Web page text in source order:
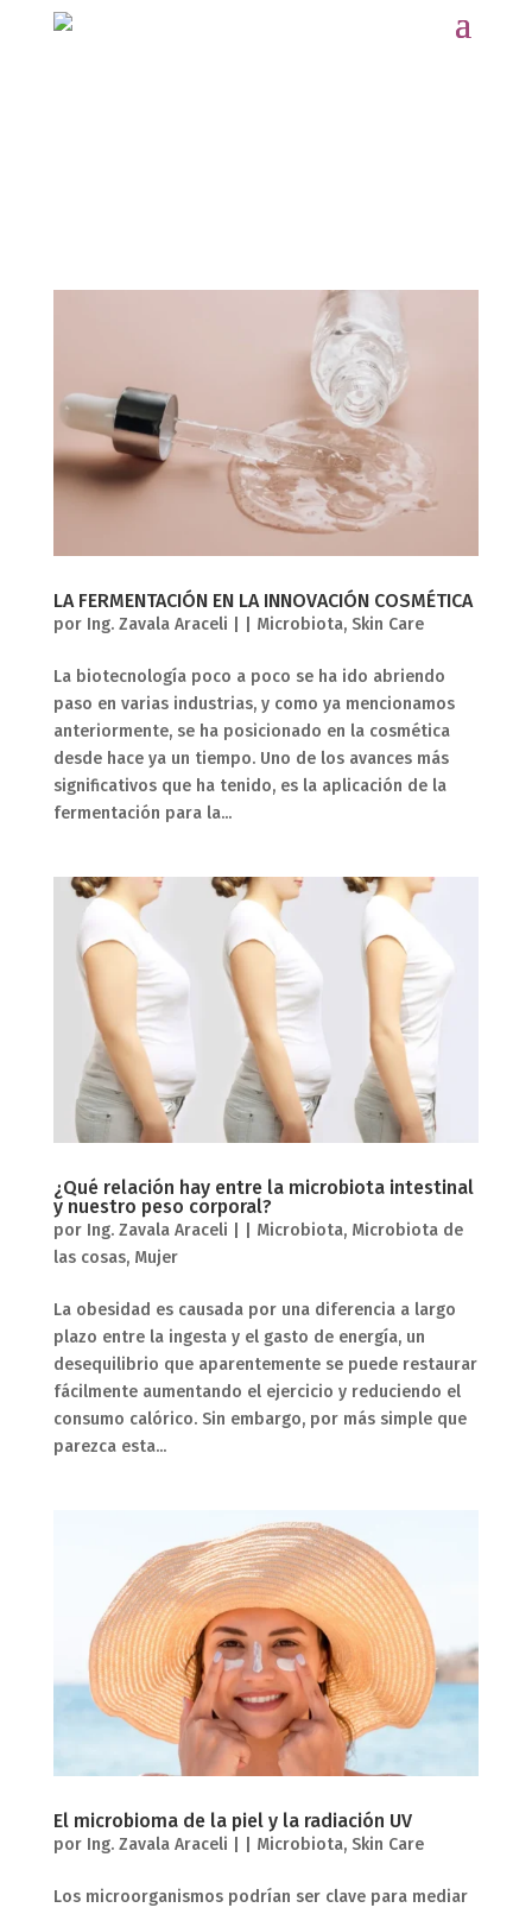
LA FERMENTACIÓN EN LA INNOVACIÓN COSMÉTICA
por Ing. Zavala Araceli Microbiota, Skin Care
La biotecnología poco a poco se ha ido abriendo
paso en varias industrias, y como ya mencionamos
anteriormente, se ha posicionado en la cosmética
desde hace ya un tiempo. Uno de los avances más
significativos que ha tenido, es la aplicación de la
fermentación para la...
¿Qué relación hay entre la microbiota intestinal
y nuestro peso corporal?
por Ing. Zavala Araceli Microbiota, Microbiota de
las cosas, Mujer
La obesidad es causada por una diferencia a largo
plazo entre la ingesta y el gasto de energía, un
desequilibrio que aparentemente se puede restaurar
fácilmente aumentando el ejercicio y reduciendo el
consumo calórico. Sin embargo, por más simple que
parezca esta...
El microbioma de la piel y la radiación UV
por Ing. Zavala Araceli Microbiota, Skin Care
Los microorganismos podrían ser clave para mediar